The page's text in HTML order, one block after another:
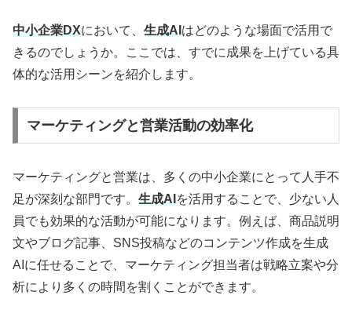
中小企業DXにおいて、 生成AI はどのような場面で活用で
きるのでしょうか。ここでは、すでに成果を上げている具
体的な活用シーンを紹介します。
マーケティングと営業活動の効率化
マーケティングと営業は、多くの中小企業にとって人手不
足が深刻な部門です。 生成AI を活用することで、少ない人
員でも効果的な活動が可能になります。例えば、商品説明
文やブログ記事、SNS投稿などのコンテンツ作成を生成
AIに任せることで、マーケティング担当者は戦略立案や分
析により多くの時間を割くことができます。